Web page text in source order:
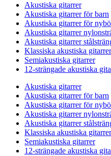
Akustiska gitarrer
Akustiska gitarrer för barn
Akustiska gitarrer för
Akustiska gitarrer
Akustiska gitarrer
Klassiska akustiska gitarrer
Semiakustiska gitarrer
12-strängade akustiska
Akustiska gitarrer
Akustiska gitarrer för barn
Akustiska gitarrer för
Akustiska gitarrer
Akustiska gitarrer
Klassiska akustiska gitarrer
Semiakustiska gitarrer
12-strängade akustiska